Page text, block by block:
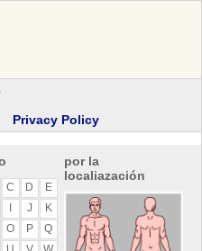
Privacy Policy
C D
E
J
K
O P
Q
por la
localiazación